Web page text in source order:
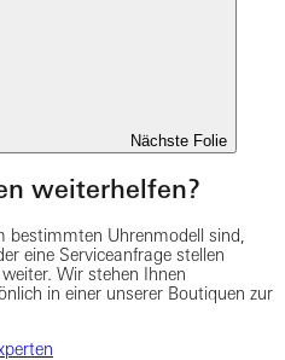
Nächste Folie
weiterhelfen?
bestimmten Uhrenmodell sind,
eine Serviceanfrage stellen
Wir stehen Ihnen
in einer unserer Boutiquen zur